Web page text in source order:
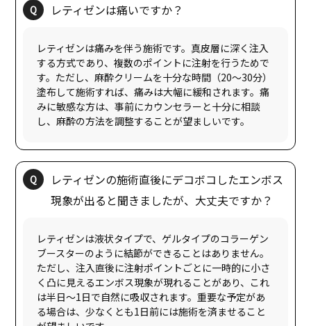
レティゼンは痛みを伴う施術です。真皮層に深く注入
する方式であり、複数のポイントに注射を行うためで
す。ただし、麻酔クリームを十分な時間（20〜30分）
塗布して施術すれば、痛みは大幅に緩和されます。痛
みに敏感な方は、事前にカウンセラーと十分に相談
レティゼンの施術直後にデコボコしたエンボス
レティゼンは液状タイプで、ゲルタイプのコラーゲン
ブースターのように結節ができることはありません。
ただし、注入直後に注射ポイントごとに一時的に小さ
く凸に見えるエンボス現象が現れることがあり、これ
は半日〜1日で自然に吸収されます。重要な予定があ
る場合は、少なくとも1日前には施術を済ませること